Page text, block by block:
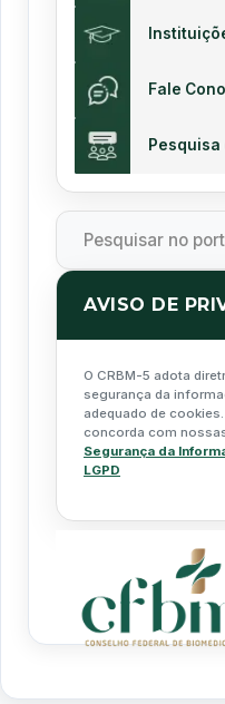
Fale
AVISO DE
O CRBM-5 adota
segurança da
adequado de
concorda com
Segurança da
LGPD